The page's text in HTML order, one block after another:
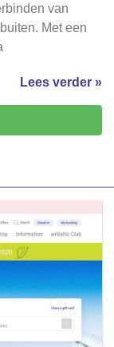
van
Met een
Lees verder »